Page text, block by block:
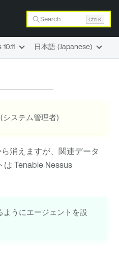
Search Ctrl K
ステム管理者)
消えますが、関連データ
は Tenable Nessus
うにエージェントを設
日本語 (Japanese)